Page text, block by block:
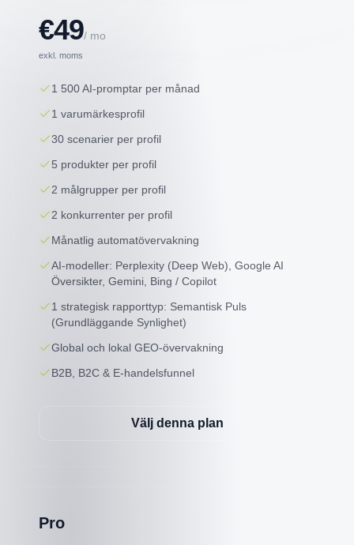
€49/ mo
exkl. moms
1 500 AI-promptar per månad
1 varumärkesprofil
30 scenarier per profil
5 produkter per profil
2 målgrupper per profil
2 konkurrenter per profil
Månatlig automatövervakning
AI-modeller: Perplexity (Deep Web), Google AI
Översikter, Gemini, Bing / Copilot
1 strategisk rapporttyp: Semantisk Puls
(Grundläggande Synlighet)
Global och lokal GEO-övervakning
B2B, B2C & E-handelsfunnel
Välj denna plan
Pro